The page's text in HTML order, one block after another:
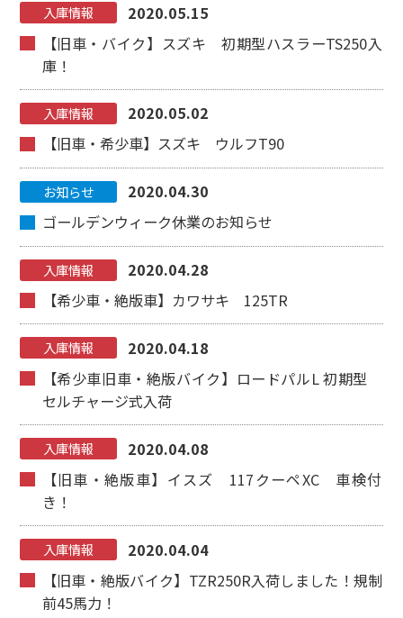
入庫情報
2020.05.15
【旧車・バイク】スズキ 初期型ハスラーTS250入
庫！
入庫情報
2020.05.02
【旧車・希少車】スズキ ウルフT90
お知らせ
2020.04.30
ゴールデンウィーク休業のお知らせ
入庫情報
2020.04.28
【希少車・絶版車】カワサキ 125TR
入庫情報
2020.04.18
【希少車旧車・絶版バイク】ロードパルL 初期型
セルチャージ式入荷
入庫情報
2020.04.08
【旧車・絶版車】イスズ 117クーペXC 車検付
き！
入庫情報
2020.04.04
【旧車・絶版バイク】TZR250R入荷しました！規制
前45馬力！